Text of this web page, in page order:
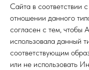
Сайта в соответствии
отношении данного
согласен с тем, чтобы
использовала данный
соответствующим
или не использовать